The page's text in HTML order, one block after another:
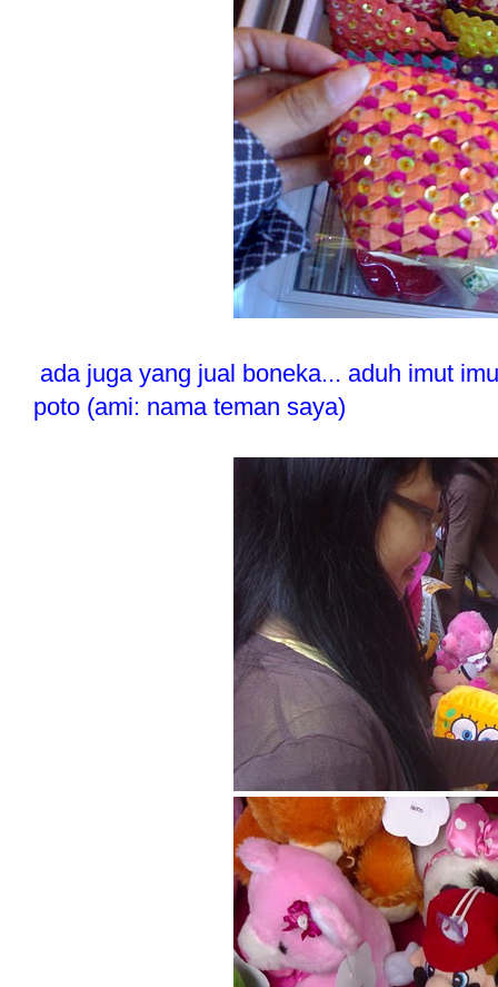
ada juga yang jual boneka... aduh imut
poto (ami: nama teman saya)